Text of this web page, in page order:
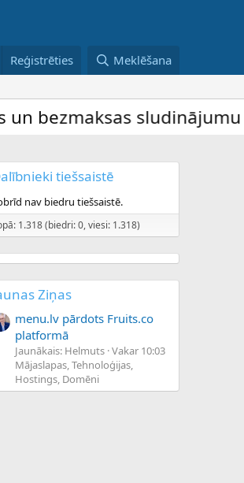
Reģistrēties Meklēšana
sludinājumu
tiešsaistē
nav biedru tiešsaistē.
1.318 (biedri: 0, viesi: 1.318)
Ziņas
menu.lv pārdots Fruits.co
platformā
Jaunākais: Helmuts Vakar 10:03
Mājaslapas, Tehnoloģijas,
Hostings, Domēni